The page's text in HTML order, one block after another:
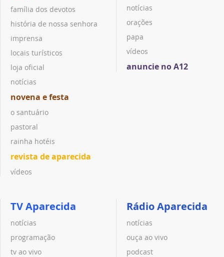
família dos devotos
história de nossa senhora
imprensa
locais turísticos
loja oficial
notícias
novena e festa
o santuário
pastoral
rainha hotéis
revista de aparecida
vídeos
notícias
orações
papa
vídeos
anuncie no A12
TV Aparecida
notícias
programação
tv ao vivo
Rádio Aparecida
notícias
ouça ao vivo
podcast